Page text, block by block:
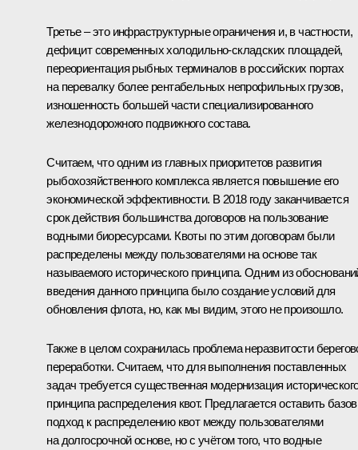
Третье – это инфраструктурные ограничения и, в частности,
дефицит современных холодильно-складских площадей,
переориентация рыбных терминалов в российских портах
на перевалку более рентабельных непрофильных грузов,
изношенность большей части специализированного
железнодорожного подвижного состава.
Считаем, что одним из главных приоритетов развития
рыбохозяйственного комплекса является повышение его
экономической эффективности. В 2018 году заканчивается
срок действия большинства договоров на пользование
водными биоресурсами. Квоты по этим договорам были
распределены между пользователями на основе так
называемого исторического принципа. Одним из
введения данного принципа было создание условий для
обновления флота, но, как мы видим, этого не произошло.
Также в целом сохранилась проблема неразвитости
переработки. Считаем, что для выполнения поставленных
задач требуется существенная модернизация
принципа распределения квот. Предлагается оставить
подход к распределению квот между пользователями
на долгосрочной основе, но с учётом того, что водные